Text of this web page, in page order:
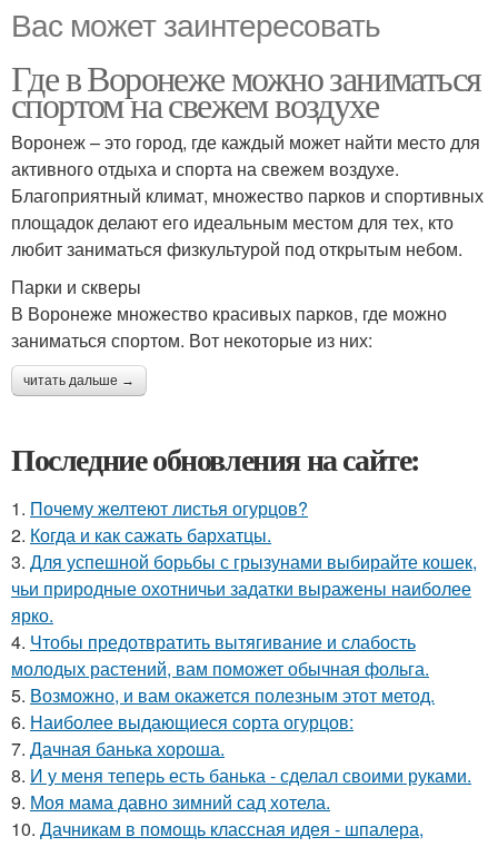
Вас может заинтересовать
Где в Воронеже можно заниматься
спортом на свежем воздухе
Воронеж – это город, где каждый может найти место для
активного отдыха и спорта на свежем воздухе.
Благоприятный климат, множество парков и спортивных
площадок делают его идеальным местом для тех, кто
любит заниматься физкультурой под открытым небом.
Парки и скверы
В Воронеже множество красивых парков, где можно
заниматься спортом. Вот некоторые из них:
читать дальше →
Последние обновления на сайте:
1. Почему желтеют листья огурцов?
2. Когда и как сажать бархатцы.
3. Для успешной борьбы с грызунами выбирайте кошек,
чьи природные охотничьи задатки выражены наиболее
ярко.
4. Чтобы предотвратить вытягивание и слабость
молодых растений, вам поможет обычная фольга.
5. Возможно, и вам окажется полезным этот метод.
6. Наиболее выдающиеся сорта огурцов:
7. Дачная банька хороша.
8. И у меня теперь есть банька - сделал своими руками.
9. Моя мама давно зимний сад хотела.
10. Дачникам в помощь классная идея - шпалера,